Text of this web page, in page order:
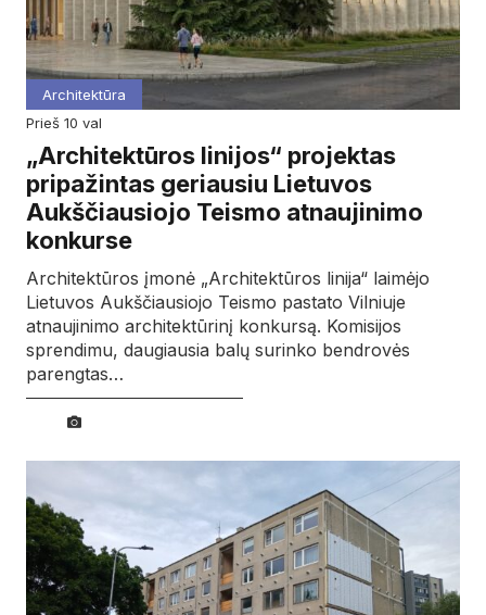
Architektūra
prieš 10 val
„Architektūros linijos“ projektas
pripažintas geriausiu Lietuvos
Aukščiausiojo Teismo atnaujinimo
konkurse
Architektūros įmonė „Architektūros linija“ laimėjo
Lietuvos Aukščiausiojo Teismo pastato Vilniuje
atnaujinimo architektūrinį konkursą. Komisijos
sprendimu, daugiausia balų surinko bendrovės
parengtas…